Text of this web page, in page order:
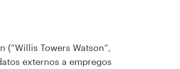
(“Willis Towers Watson”,
externos a empregos